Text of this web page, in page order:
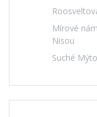
Mírové
Nisou
Suché